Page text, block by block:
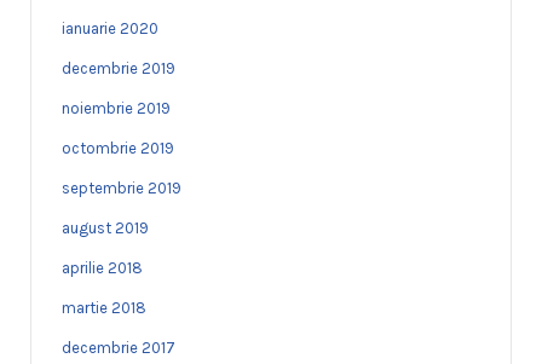
ianuarie 2020
decembrie 2019
noiembrie 2019
octombrie 2019
septembrie 2019
august 2019
aprilie 2018
martie 2018
decembrie 2017